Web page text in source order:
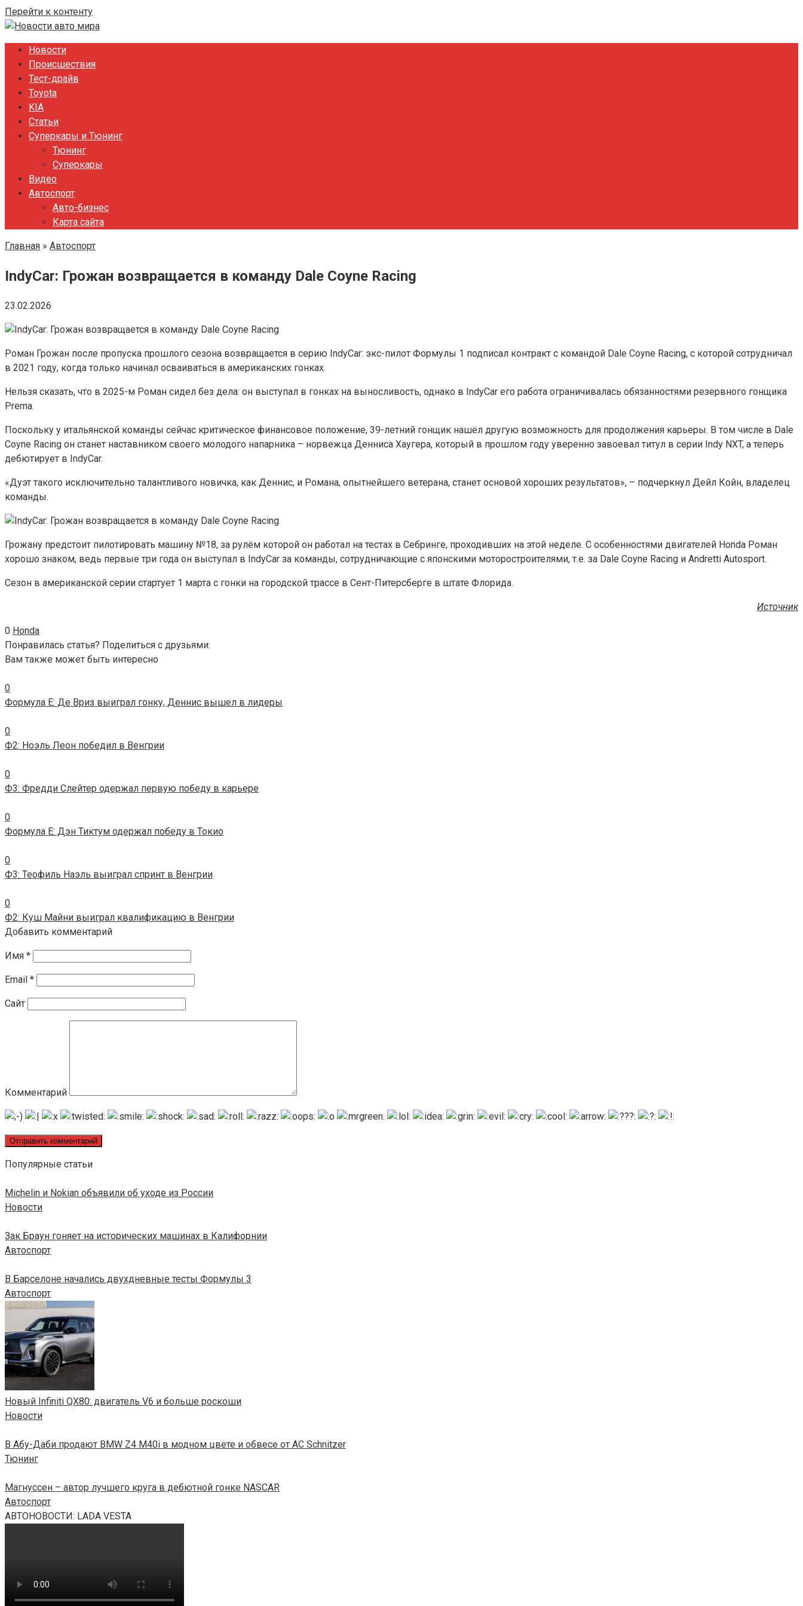
Перейти к контенту
Новости
Происшествия
Тест-драйв
Toyota
KIA
Статьи
Суперкары и Тюнинг
Тюнинг
Суперкары
Видео
Автоспорт
Авто-бизнес
Карта сайта
Главная » Автоспорт
IndyCar: Грожан возвращается в команду Dale Coyne Racing
23.02.2026
Роман Грожан после пропуска прошлого сезона возвращается в серию IndyCar: экс-пилот Формулы 1 подписал контракт с командой Dale Coyne Racing, с которой сотрудничал
в 2021 году, когда только начинал осваиваться в американских гонках.
Нельзя сказать, что в 2025-м Роман сидел без дела: он выступал в гонках на выносливость, однако в IndyCar его работа ограничивалась обязанностями резервного гонщика
Prema.
Поскольку у итальянской команды сейчас критическое финансовое положение, 39-летний гонщик нашёл другую возможность для продолжения карьеры. В том числе в Dale
Coyne Racing он станет наставником своего молодого напарника – норвежца Денниса Хаугера, который в прошлом году уверенно завоевал титул в серии Indy NXT, а теперь
дебютирует в IndyCar.
«Дуэт такого исключительно талантливого новичка, как Деннис, и Романа, опытнейшего ветерана, станет основой хороших результатов», – подчеркнул Дейл Койн, владелец
команды.
Грожану предстоит пилотировать машину №18, за рулём которой он работал на тестах в Себринге, проходивших на этой неделе. С особенностями двигателей Honda Роман
хорошо знаком, ведь первые три года он выступал в IndyCar за команды, сотрудничающие с японскими моторостроителями, т.е. за Dale Coyne Racing и Andretti Autosport.
Сезон в американской серии стартует 1 марта с гонки на городской трассе в Сент-Питерсберге в штате Флорида.
Источник
0 Honda
Понравилась статья? Поделиться с друзьями:
Вам также может быть интересно
0
Формула E: Де Вриз выиграл гонку, Деннис вышел в лидеры
0
Ф2: Ноэль Леон победил в Венгрии
0
Ф3: Фредди Слейтер одержал первую победу в карьере
0
Формула E: Дэн Тиктум одержал победу в Токио
0
Ф3: Теофиль Наэль выиграл спринт в Венгрии
0
Ф2: Куш Майни выиграл квалификацию в Венгрии
Добавить комментарий
Имя *
Email *
Сайт
Комментарий
Популярные статьи
Michelin и Nokian объявили об уходе из России
Новости
Зак Браун гоняет на исторических машинах в Калифорнии
Автоспорт
В Барселоне начались двухдневные тесты Формулы 3
Автоспорт
Новый Infiniti QX80: двигатель V6 и больше роскоши
Новости
В Абу-Даби продают BMW Z4 M40i в модном цвете и обвесе от AC Schnitzer
Тюнинг
Магнуссен – автор лучшего круга в дебютной гонке NASCAR
Автоспорт
АВТОНОВОСТИ: LADA VESTA